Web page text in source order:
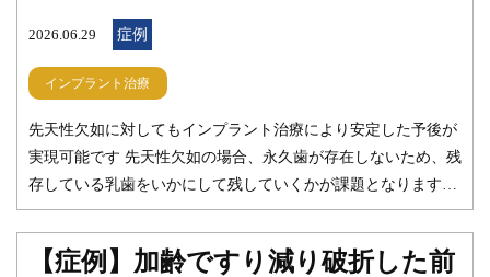
2026.06.29 症例
インプラント治療
先天性欠如に対してもインプラント治療により安定した予後が
実現可能です 先天性欠如の場合、永久歯が存在しないため、残
存している乳歯をいかにして残していくかが課題となります。
人によっては、４０代５０代でも残る方もいるのですが、多く
回は、年齢が２０歳を超えていて親知らずも出来上がってお
【症例】加齢ですり減り破折した前